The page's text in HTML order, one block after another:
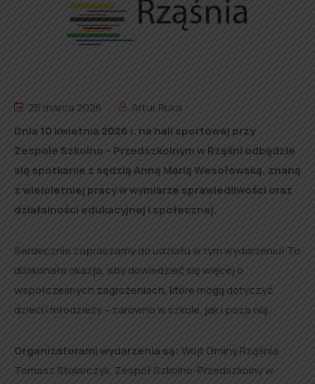
25 marca 2026
Artur Ruka
Dnia 10 kwietnia 2026 r. na hali sportowej przy
Zespole Szkolno – Przedszkolnym w Rząśni odbędzie
się spotkanie z sędzią Anną Marią Wesołowską, znaną
z wieloletniej pracy w wymiarze sprawiedliwości oraz
działalności edukacyjnej i społecznej.
Serdecznie zapraszamy do udziału w tym wydarzeniu! To
doskonała okazja, aby dowiedzieć się więcej o
współczesnych zagrożeniach, które mogą dotyczyć
dzieci i młodzieży – zarówno w szkole, jak i poza nią.
Organizatorami wydarzenia są: Wójt Gminy Rząśnia
Tomasz Stolarczyk, Zespół Szkolno-Przedszkolny w